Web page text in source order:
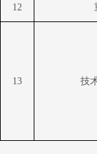
12
13 技